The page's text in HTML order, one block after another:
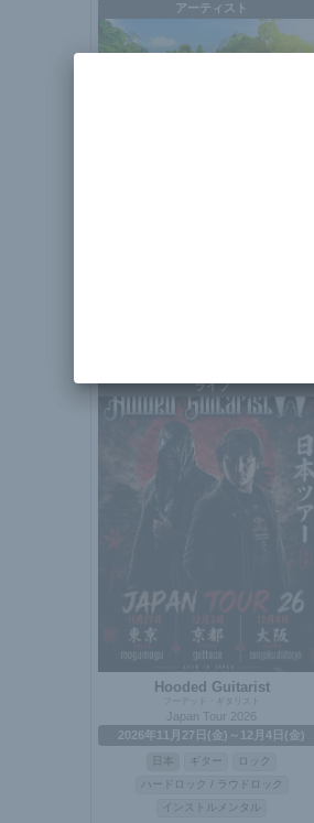
アーティスト
ライブ
Hooded Guitarist
フーデッド・ギタリスト
Japan Tour 2026
2026年11月27日(金)～12月4日(金)
ギター
ロック
ハードロック / ラウドロック
インストルメンタル